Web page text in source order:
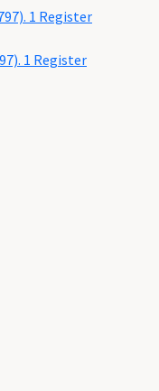
1 Register
1 Register